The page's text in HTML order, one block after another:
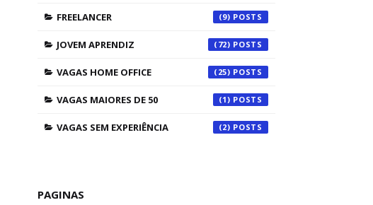
FREELANCER (9)
JOVEM APRENDIZ (72)
VAGAS HOME OFFICE (25)
VAGAS MAIORES DE 50 (1)
VAGAS SEM EXPERIÊNCIA (2)
PAGINAS